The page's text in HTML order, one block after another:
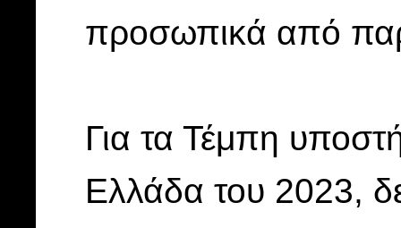
προσωπικά από
Για τα Τέμπη
Ελλάδα του 2023,